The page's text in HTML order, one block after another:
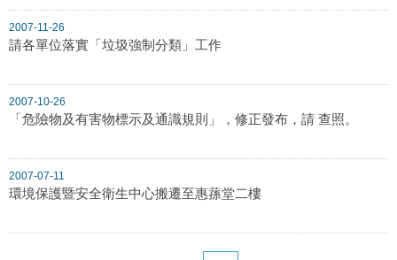
2007-11-26
請各單位落實「垃圾強制分類」工作
2007-10-26
「危險物及有害物標示及通識規則」，修正發布，請 查照。
2007-07-11
環境保護暨安全衛生中心搬遷至惠蓀堂二樓